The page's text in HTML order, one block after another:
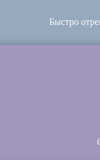
Быстро